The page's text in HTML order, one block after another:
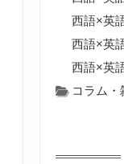
西語×英
西語×英
西語×英
コラム・